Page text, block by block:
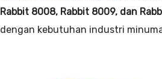
Rabbit 8008, Rabbit 8009, dan
dengan kebutuhan industri